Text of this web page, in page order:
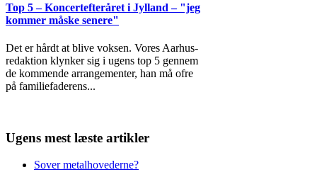
Top 5 – Koncertefteråret i Jylland – "jeg
kommer måske senere"
Det er hårdt at blive voksen. Vores Aarhus-
redaktion klynker sig i ugens top 5 gennem
de kommende arrangementer, han må ofre
på familiefaderens...
Ugens mest læste artikler
Sover metalhovederne?